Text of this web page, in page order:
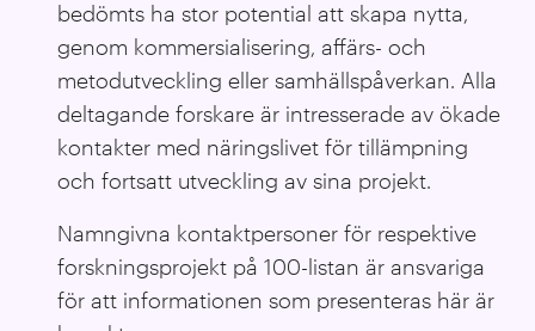
bedömts ha stor potential att skapa nytta,
genom kommersialisering, affärs- och
metodutveckling eller samhällspåverkan. Alla
deltagande forskare är intresserade av ökade
kontakter med näringslivet för tillämpning
och fortsatt utveckling av sina projekt.
Namngivna kontaktpersoner för respektive
forskningsprojekt på 100-listan är ansvariga
för att informationen som presenteras här är